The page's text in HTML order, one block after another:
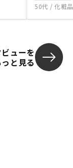
50代 / 化粧
ューを
と見る